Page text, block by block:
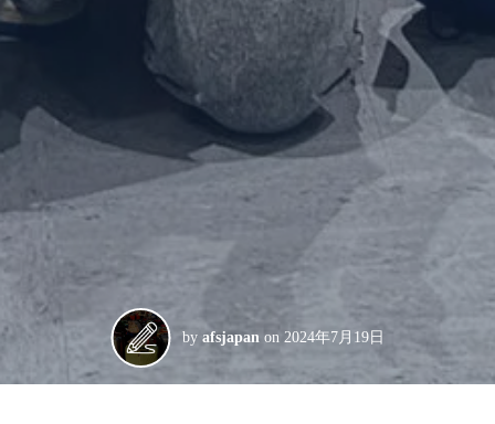
by afsjapan on 2024年7月19日